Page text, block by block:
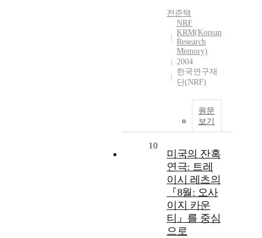
전준택
NRF
KRM(Korean
Research
Memory)
2004
한국연구재
단(NRF)
원문
보기
10
미국의 잔혹
연극: 트레
이시 레츠의
『8월: 오사
이지 카운
티』를 중심
으로